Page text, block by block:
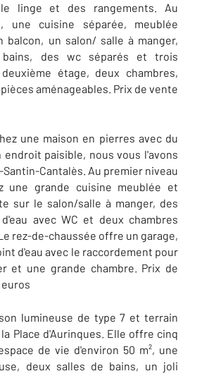
linge et des rangements. Au
une cuisine séparée, meublée
balcon, un salon/ salle à manger,
des wc séparés et trois
étage, deux chambres,
aménageables. Prix de vente
une maison en pierres avec du
endroit paisible, nous vous l'avons
Cantalès. Au premier niveau
une grande cuisine meublée et
sur le salon/salle à manger, des
avec WC et deux chambres
rez-de-chaussée offre un garage,
d'eau avec le raccordement pour
et une grande chambre. Prix de
lumineuse de type 7 et terrain
Place d'Aurinques. Elle offre cinq
de vie d'environ 50 m², une
deux salles de bains, un joli